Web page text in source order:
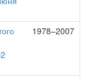
1978–2007